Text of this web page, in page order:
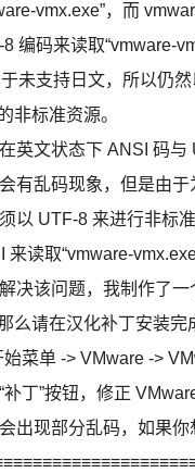
vmx.exe”，而
8 编码来读取“vmware-
未支持日文，所以仍
非标准资源。
英文状态下 ANSI 码
有乱码现象，但是由
以 UTF-8 来进行非标
来读取“vmware-
决该问题，我制作了
么请在汉化补丁安装
始菜单 -> VMware ->
补丁”按钮，修正
出现部分乱码，如果你